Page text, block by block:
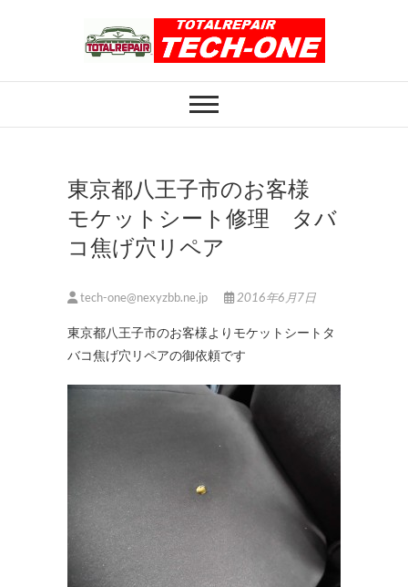
ホイール修理のト
ータルリペアテッ
クワン
東京都八王子市のお客様
モケットシート修理 タバ
コ焦げ穴リペア
tech-one@nexyzbb.ne.jp 2016年6月7日
東京都八王子市のお客様よりモケットシートタ
バコ焦げ穴リペアの御依頼です